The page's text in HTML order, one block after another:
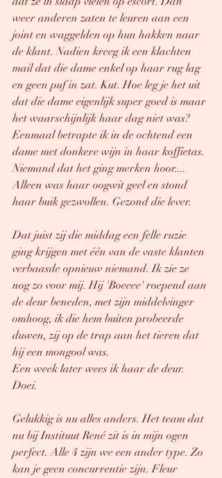
weer anderen zaten te leuren aan een
joint en waggelden op hun hakken naar
de klant. Nadien kreeg ik een klachten
mail dat die dame enkel op haar rug lag
en geen puf in zat. Kut. Hoe leg je het uit
dat die dame eigenlijk super goed is maar
het waarschijnlijk haar dag niet was?
Eenmaal betrapte ik in de ochtend een
dame met donkere wijn in haar koffietas.
Niemand dat het ging merken hoor....
Alleen was haar oogwit geel en stond
haar buik gezwollen. Gezond die lever.
Dat juist zij die middag een felle ruzie
ging krijgen met één van de vaste klanten
verbaasde opnieuw niemand. Ik zie ze
nog zo voor mij. Hij 'Boeeee' roepend aan
de deur beneden, met zijn middelvinger
omhoog, ik die hem buiten probeerde
duwen, zij op de trap aan het tieren dat
hij een mongool was.
Een week later wees ik haar de deur.
Doei.
Gelukkig is nu alles anders. Het team dat
nu bij Instituut René zit is in mijn ogen
perfect. Alle 4 zijn we een ander type. Zo
kan je geen concurrentie zijn. Fleur